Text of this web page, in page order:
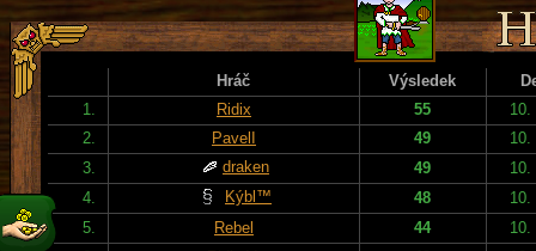
Hráč Výsledek
1.
Ridix 55
10.
2.
PavelI 49
10.
3.
draken 49
10.
4.
Kýbl™ 48
10.
5.
Rebel 44
10.